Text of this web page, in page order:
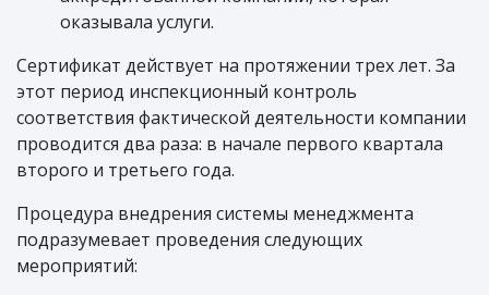
оказывала услуги.
Сертификат действует на протяжении трех лет. За
этот период инспекционный контроль
соответствия фактической деятельности компании
проводится два раза: в начале первого квартала
второго и третьего года.
Процедура внедрения системы менеджмента
подразумевает проведения следующих
мероприятий: